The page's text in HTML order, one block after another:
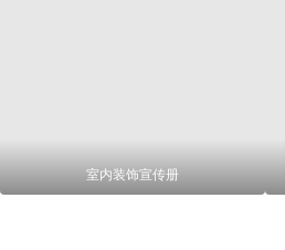
室内装饰宣传册